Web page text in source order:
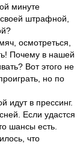
минуте
штрафной,
осмотреться,
Почему в нашей
Вот этого не
но по
идут в прессинг.
Если удастся
шансы есть.
что